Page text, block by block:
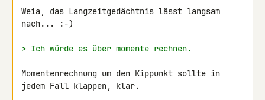
Weia, das Langzeitgedächtnis lässt langsam
nach... :-)
> Ich würde es über momente rechnen.
Momentenrechnung um den Kippunkt sollte in
jedem Fall klappen, klar.